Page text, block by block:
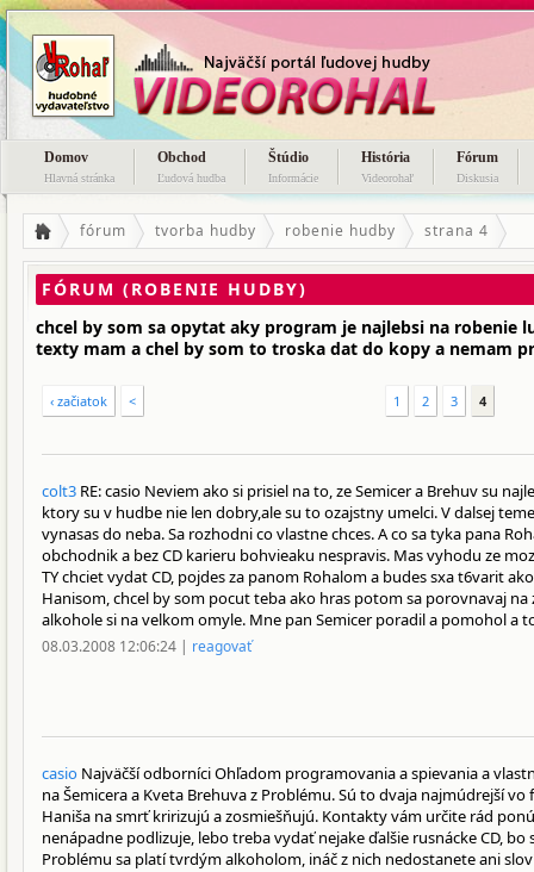
Domov
Hlavná stránka
Obchod
Ľudová hudba
Štúdio
Informácie
História
Videorohaľ
Fórum
Diskusia
fórum tvorba hudby robenie hudby strana 4
FÓRUM (ROBENIE HUDBY)
chcel by som sa opytat aky program je najlebsi na robenie
texty mam a chel by som to troska dat do kopy a nemam
‹ začiatok < 1 2 3 4
colt3 RE: casio Neviem ako si prisiel na to, ze Semicer a Brehuv su
ktory su v hudbe nie len dobry,ale su to ozajstny umelci. V dalsej
vynasas do neba. Sa rozhodni co vlastne chces. A co sa tyka pana
obchodnik a bez CD karieru bohvieaku nespravis. Mas vyhodu ze
TY chciet vydat CD, pojdes za panom Rohalom a budes sxa t6varit
Hanisom, chcel by som pocut teba ako hras potom sa porovnavaj
alkohole si na velkom omyle. Mne pan Semicer poradil a pomohol a
08.03.2008 12:06:24 | reagovať
casio Najväčší odborníci Ohľadom programovania a spievania a
na Šemicera a Kveta Brehuva z Problému. Sú to dvaja najmúdrejší
Haniša na smrť kririzujú a zosmiešňujú. Kontakty vám určite rád
nenápadne podlizuje, lebo treba vydať nejake ďalšie rusnácke CD,
Problému sa platí tvrdým alkoholom, ináč z nich nedostanete ani